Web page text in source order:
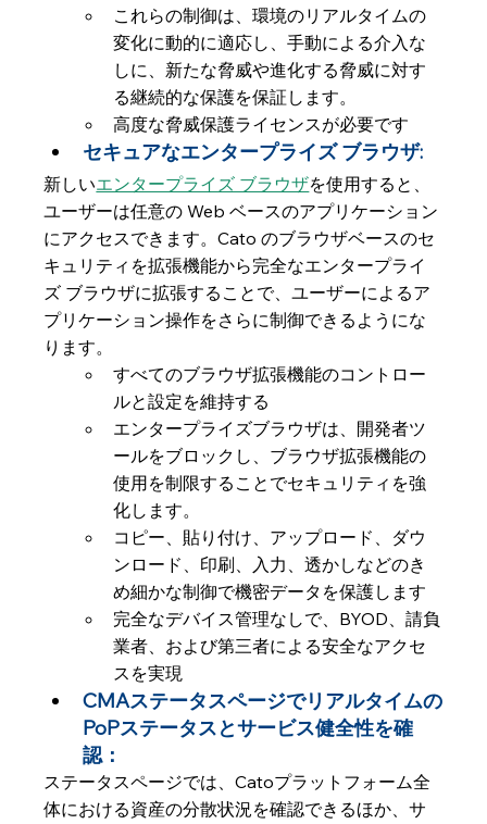
これらの制御は、環境のリアルタイムの
変化に動的に適応し、手動による介入な
しに、新たな脅威や進化する脅威に対す
る継続的な保護を保証します。
高度な脅威保護ライセンスが必要です
セキュアなエンタープライズ ブラウザ:
新しいエンタープライズ ブラウザを使用すると、
ユーザーは任意の Web ベースのアプリケーション
にアクセスできます。Cato のブラウザベースのセ
キュリティを拡張機能から完全なエンタープライ
ズ ブラウザに拡張することで、ユーザーによるア
プリケーション操作をさらに制御できるようにな
ります。
すべてのブラウザ拡張機能のコントロー
ルと設定を維持する
エンタープライズブラウザは、開発者ツ
ールをブロックし、ブラウザ拡張機能の
使用を制限することでセキュリティを強
化します。
コピー、貼り付け、アップロード、ダウ
ンロード、印刷、入力、透かしなどのき
め細かな制御で機密データを保護します
完全なデバイス管理なしで、BYOD、請負
業者、および第三者による安全なアクセ
スを実現
CMAステータスページでリアルタイムの
PoPステータスとサービス健全性を確
認：
ステータスページでは、Catoプラットフォーム全
体における資産の分散状況を確認できるほか、サ